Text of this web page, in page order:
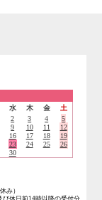
水 木 金
土
2 3 4
5
9 10 11
12
16 17 18
19
23 24 25
26
30
み）
休日前14時以降の受付分